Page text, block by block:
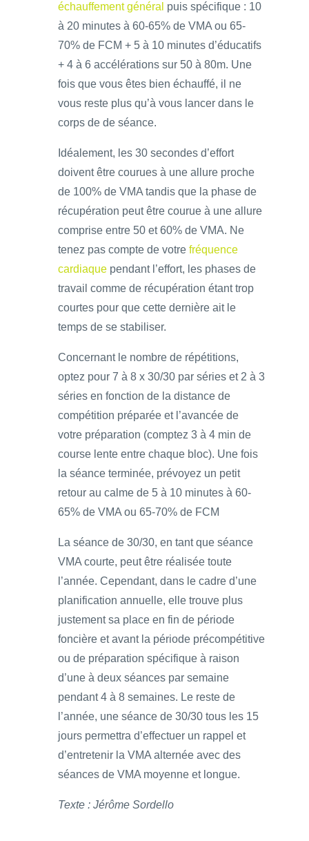
échauffement général puis spécifique : 10
à 20 minutes à 60-65% de VMA ou 65-
70% de FCM + 5 à 10 minutes d’éducatifs
+ 4 à 6 accélérations sur 50 à 80m. Une
fois que vous êtes bien échauffé, il ne
vous reste plus qu’à vous lancer dans le
corps de de séance.
Idéalement, les 30 secondes d’effort
doivent être courues à une allure proche
de 100% de VMA tandis que la phase de
récupération peut être courue à une allure
comprise entre 50 et 60% de VMA. Ne
tenez pas compte de votre fréquence
cardiaque pendant l’effort, les phases de
travail comme de récupération étant trop
courtes pour que cette dernière ait le
temps de se stabiliser.
Concernant le nombre de répétitions,
optez pour 7 à 8 x 30/30 par séries et 2 à 3
séries en fonction de la distance de
compétition préparée et l’avancée de
votre préparation (comptez 3 à 4 min de
course lente entre chaque bloc). Une fois
la séance terminée, prévoyez un petit
retour au calme de 5 à 10 minutes à 60-
65% de VMA ou 65-70% de FCM
La séance de 30/30, en tant que séance
VMA courte, peut être réalisée toute
l’année. Cependant, dans le cadre d’une
planification annuelle, elle trouve plus
justement sa place en fin de période
foncière et avant la période précompétitive
ou de préparation spécifique à raison
d’une à deux séances par semaine
pendant 4 à 8 semaines. Le reste de
l’année, une séance de 30/30 tous les 15
jours permettra d’effectuer un rappel et
d’entretenir la VMA alternée avec des
séances de VMA moyenne et longue.
Texte : Jérôme Sordello